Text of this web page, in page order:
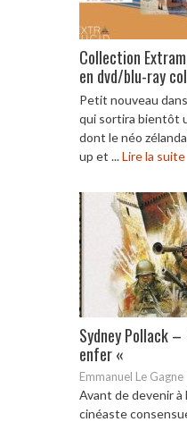
Collection
en dvd/blu-ray
Petit nouveau
qui sortira bientôt
dont le néo
up et ...Lire la suite
Sydney Pollack
enfer «
Emmanuel Le Gagne
Avant de devenir à
cinéaste